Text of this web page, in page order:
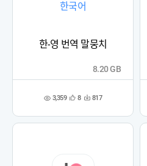
한국어
한-영 번역 말뭉치
조 3,359 관
록
8 다 817
8.20 GB